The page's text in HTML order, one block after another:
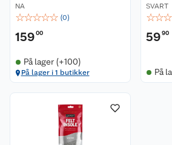
NA
☆☆☆☆☆ (0)
15900
På lager (+100)
På lager i 1 butikker
SVART
☆☆☆
5990
På
Om oss
Nyheter
Våre butikker
Kundeservice
Kontakt oss
Angre- og returrett
Reklamasjon og garanti